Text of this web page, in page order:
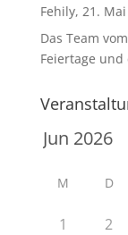
Fehily, 21. Mai
Das Team
Feiertage und
M D
1 2